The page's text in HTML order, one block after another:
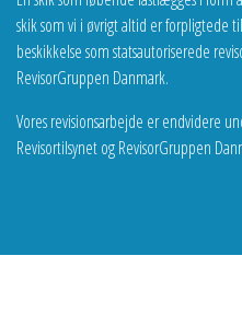
skik som vi i øvrigt altid er forpligtede
beskikkelse som statsautoriserede
RevisorGruppen Danmark.
Vores revisionsarbejde er endvidere
Revisortilsynet og RevisorGruppen